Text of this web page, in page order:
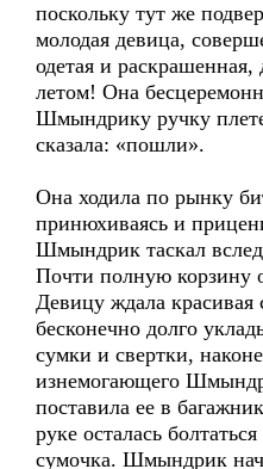
поскольку тут же
молодая девица,
одетая и
летом! Она
Шмындрику ручку
сказала: «пошли».
Она ходила по рынку
принюхиваясь и
Шмындрик таскал вслед
Почти полную корзину
Девицу ждала
бесконечно долго
сумки и свертки,
изнемогающего
поставила ее в
руке осталась
сумочка. Шмындрик